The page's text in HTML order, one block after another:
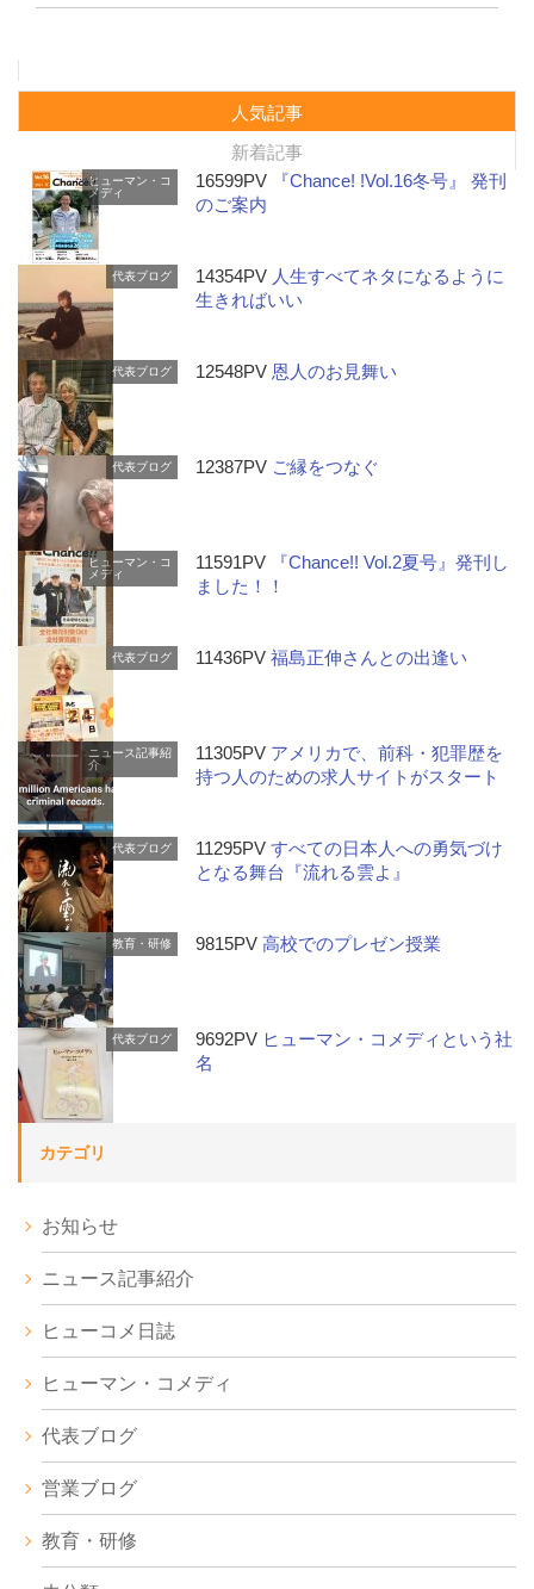
人気記事
新着記事
ヒューマン・コ
メディ
16599PV
『Chance! !Vol.16冬号』 発刊
のご案内
代表ブログ 14354PV 人生すべてネタになるように
生きればいい
代表ブログ 12548PV 恩人のお見舞い
代表ブログ 12387PV ご縁をつなぐ
ヒューマン・コ
メディ
11591PV
『Chance!! Vol.2夏号』発刊し
ました！！
代表ブログ 11436PV福島正伸さんとの出逢い
ニュース記事紹
介
11305PV アメリカで、前科・犯罪歴を
持つ人のための求人サイトがスタート
代表ブログ 11295PVすべての日本人への勇気づけ
となる舞台『流れる雲よ』
教育・研修 9815PV高校でのプレゼン授業
代表ブログ 9692PV ヒューマン・コメディという社
名
カテゴリ
お知らせ
ニュース記事紹介
ヒューコメ日誌
ヒューマン・コメディ
代表ブログ
営業ブログ
教育・研修